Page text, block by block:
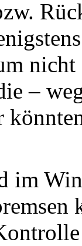
–
im